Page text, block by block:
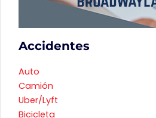
Accidentes
Auto
Camión
Uber/Lyft
Bicicleta